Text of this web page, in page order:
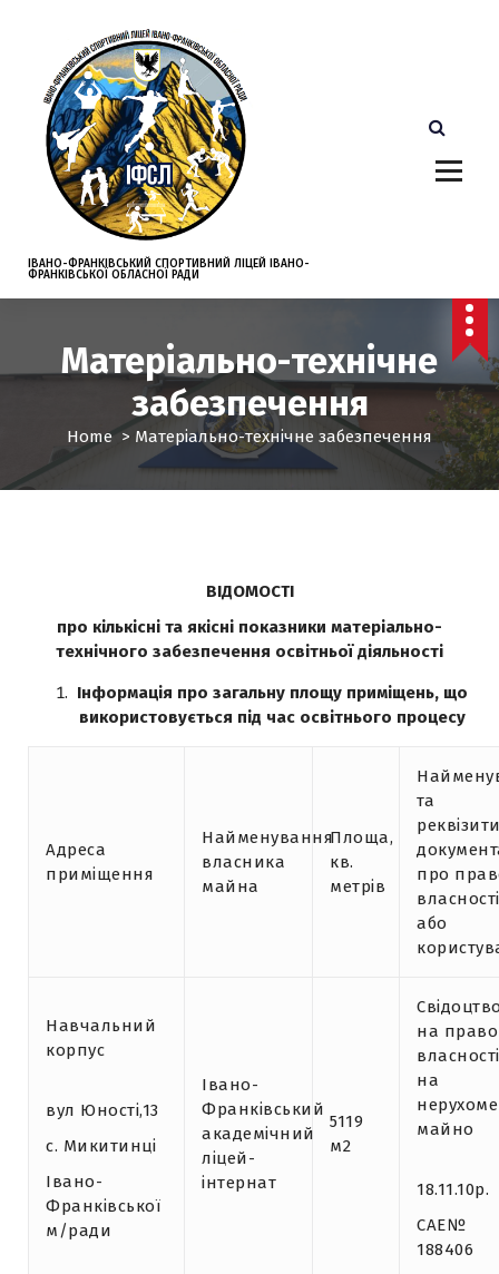
t
ІВАНО-ФРАНКІВСЬКИЙ СПОРТИВНИЙ ЛІЦЕЙ ІВАНО-
ФРАНКІВСЬКОЇ ОБЛАСНОЇ РАДИ
Матеріально-технічне
забезпечення
Home > Матеріально-технічне забезпечення
ВІДОМОСТІ
про кількісні та якісні показники матеріально-
технічного забезпечення освітньої діяльності
Інформація про загальну площу приміщень, що
використовується під час освітнього процесу
Адреса
приміщення
Найменування
власника
майна
Площа,
кв.
метрів
та
про
власності
або
Навчальний
корпус
вул Юності,13
с. Микитинці
Івано-
Франківської
м/ради
Івано-
Франківський
академічний
ліцей-
інтернат
5119
м2
на право
власності
на
нерухоме
майно
18.11.10р.
САЕ№
188406